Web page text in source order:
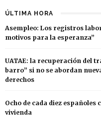
ÚLTIMA HORA
Asempleo: Los registros
motivos para la esperanza”
UATAE: la recuperación del
barro” si no se abordan
derechos
Ocho de cada diez
vivienda